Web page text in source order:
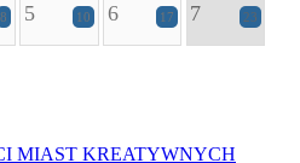
8 5 10 6 17 7 23
MIAST KREATYWNYCH